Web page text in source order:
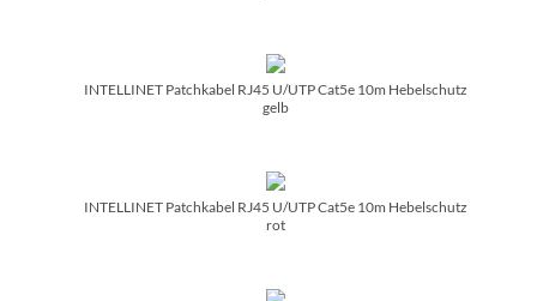
INTELLINET Patchkabel RJ45 U/­UTP Cat5e 10m Hebelschutz
gelb
INTELLINET Patchkabel RJ45 U/­UTP Cat5e 10m Hebelschutz
rot